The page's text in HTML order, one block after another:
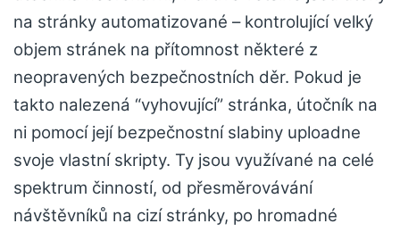
na stránky automatizované – kontrolující velký
objem stránek na přítomnost některé z
neopravených bezpečnostních děr. Pokud je
takto nalezená “vyhovující” stránka, útočník na
ni pomocí její bezpečnostní slabiny uploadne
svoje vlastní skripty. Ty jsou využívané na celé
spektrum činností, od přesměrovávání
návštěvníků na cizí stránky, po hromadné